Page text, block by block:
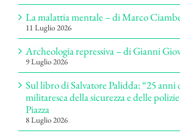
La malattia mentale – di Marco
11 Luglio 2026
Archeologia repressiva – di Gianni
9 Luglio 2026
Sul libro di Salvatore Palidda: “25
militaresca della sicurezza e delle
Piazza
8 Luglio 2026